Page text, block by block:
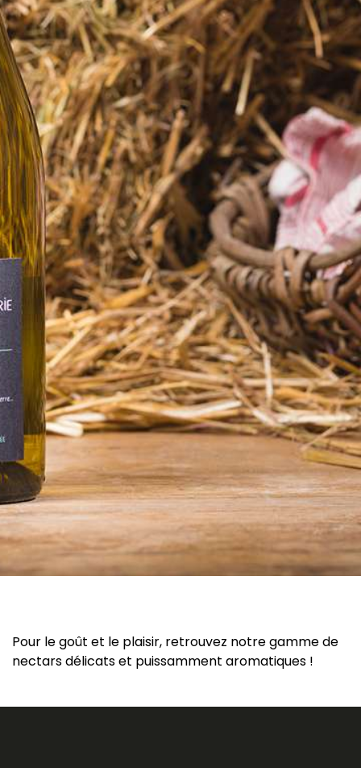
Pour le goût et le plaisir, retrouvez notre gamme de
nectars délicats et puissamment aromatiques !